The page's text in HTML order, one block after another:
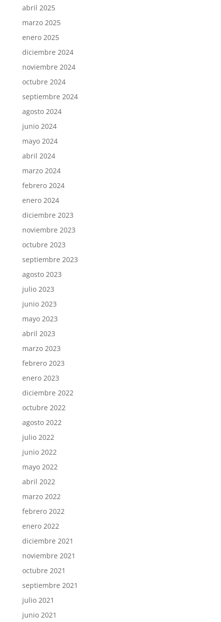
abril 2025
marzo 2025
enero 2025
diciembre 2024
noviembre 2024
octubre 2024
septiembre 2024
agosto 2024
junio 2024
mayo 2024
abril 2024
marzo 2024
febrero 2024
enero 2024
diciembre 2023
noviembre 2023
octubre 2023
septiembre 2023
agosto 2023
julio 2023
junio 2023
mayo 2023
abril 2023
marzo 2023
febrero 2023
enero 2023
diciembre 2022
octubre 2022
agosto 2022
julio 2022
junio 2022
mayo 2022
abril 2022
marzo 2022
febrero 2022
enero 2022
diciembre 2021
noviembre 2021
octubre 2021
septiembre 2021
julio 2021
junio 2021